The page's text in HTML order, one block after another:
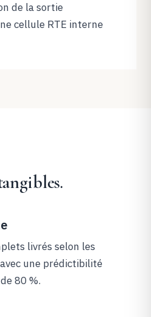
de la sortie
cellule RTE interne
livrés selon les
une prédictibilité
80 %.